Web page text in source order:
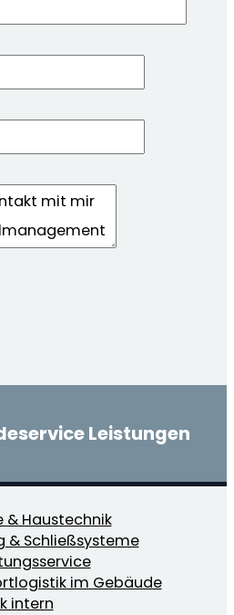
Leistungen
& Haustechnik
& Schließsysteme
im Gebäude
intern